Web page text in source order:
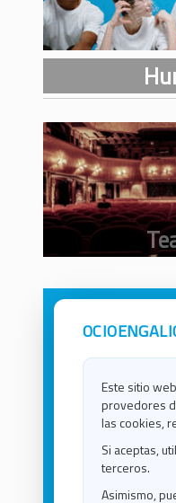
Este sitio
provedores
las cookies,
Si aceptas,
terceros.
Asimismo,
Avisos Legales
Política de